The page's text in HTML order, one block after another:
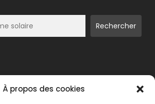
À propos des cookies
Rechercher
Thermal Care